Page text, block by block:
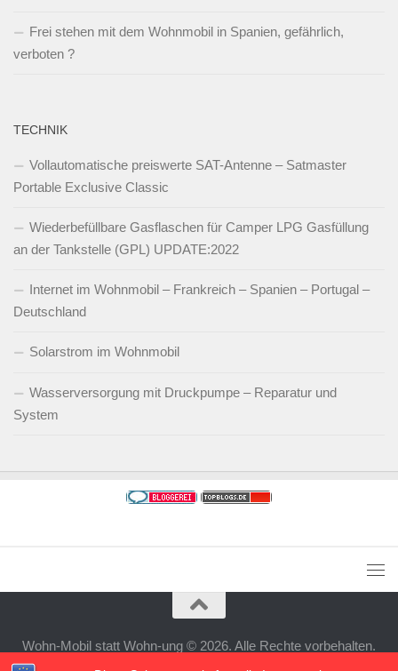
Frei stehen mit dem Wohnmobil in Spanien, gefährlich,
verboten ?
TECHNIK
Vollautomatische preiswerte SAT-Antenne – Satmaster
Portable Exclusive Classic
Wiederbefüllbare Gasflaschen für Camper LPG Gasfüllung
an der Tankstelle (GPL) UPDATE:2022
Internet im Wohnmobil – Frankreich – Spanien – Portugal –
Deutschland
Solarstrom im Wohnmobil
Wasserversorgung mit Druckpumpe – Reparatur und
System
Wohn-Mobil statt Wohn-ung © 2026. Alle Rechte vorbehalten.